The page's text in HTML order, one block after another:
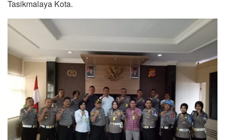
Tasikmalaya Kota.